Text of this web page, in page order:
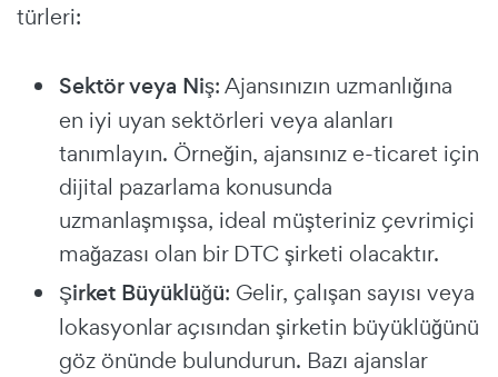
türleri:
Sektör veya Niş: Ajansınızın uzmanlığına
en iyi uyan sektörleri veya alanları
tanımlayın. Örneğin, ajansınız e-ticaret için
dijital pazarlama konusunda
uzmanlaşmışsa, ideal müşteriniz çevrimiçi
mağazası olan bir DTC şirketi olacaktır.
Şirket Büyüklüğü: Gelir, çalışan sayısı veya
lokasyonlar açısından şirketin büyüklüğünü
göz önünde bulundurun. Bazı ajanslar